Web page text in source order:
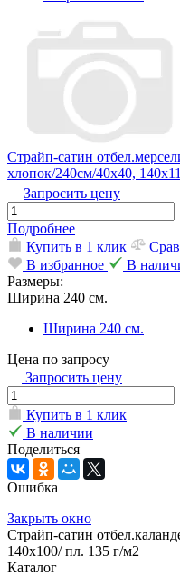
Страйп-сатин
хлопок/240см/40х40,
Запросить цену
Подробнее
Купить в 1 клик
В избранное
В
Размеры:
Ширина 240 см.
Ширина 240 см.
Цена по запросу
Запросить цену
Купить в 1 клик
В наличии
Поделиться
Ошибка
Закрыть окно
Страйп-сатин
140х100/ пл. 135 г/м2
Каталог